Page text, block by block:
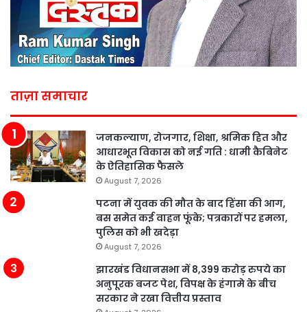
ताज़ा समाचार
जनकल्याण, रोजगार, शिक्षा, श्रमिक हित और
आधारभूत विकास को नई गति : धामी कैबिनेट
के ऐतिहासिक फैसले
August 7, 2026
पटना में युवक की मौत के बाद हिंसा की आग,
बस समेत कई वाहन फूंके; पत्रकारों पर हमला,
पुलिस को भी खदेड़ा
August 7, 2026
झारखंड विधानसभा में 8,399 करोड़ रुपये का
अनुपूरक बजट पेश, विपक्ष के हंगामे के बीच
सरकार ने रखा वित्तीय प्रस्ताव